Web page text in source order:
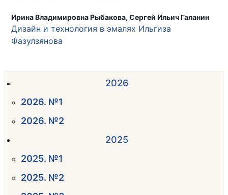
Ирина Владимировна Рыбакова, Сергей Ильич Галанин
Дизайн и технология в эмалях Ильгиза
Фазулзянова
2026
2026. №1
2026. №2
2025
2025. №1
2025. №2